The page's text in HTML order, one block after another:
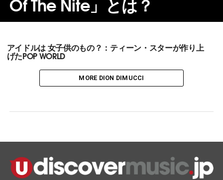
アイドルは 女子供のもの？：ティーン・スターが作り上
げたPOP WORLD
MORE DION DIMUCCI